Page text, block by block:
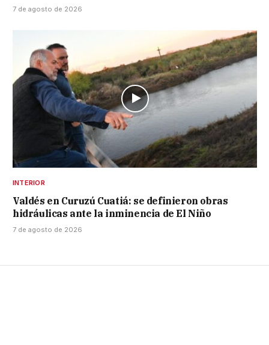
7 de agosto de 2026
INTERIOR
Valdés en Curuzú Cuatiá: se definieron obras
hidráulicas ante la inminencia de El Niño
7 de agosto de 2026